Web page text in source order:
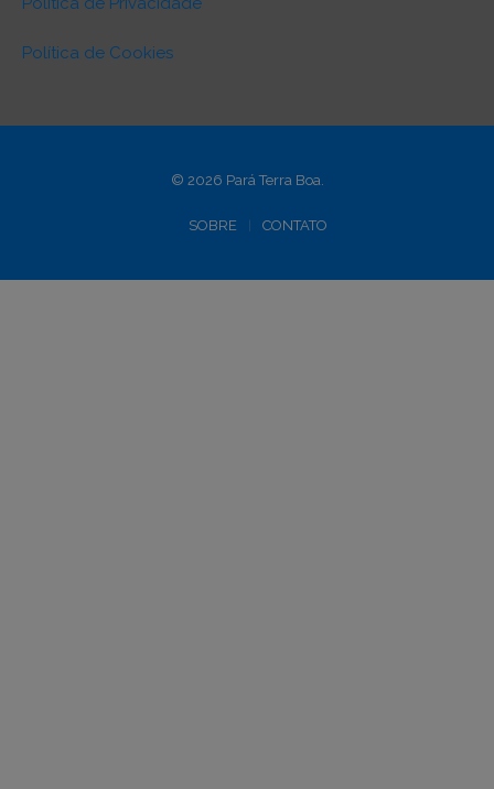
Política de Cookies
© 2026 Pará Terra Boa.
SOBRE CONTATO